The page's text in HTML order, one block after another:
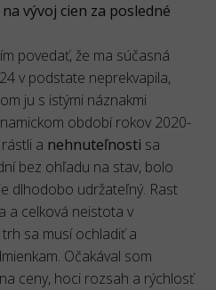
vývoj cien za posledné
povedať, že ma súčasná
v podstate neprekvapila,
ju s istými náznakmi
období rokov 2020-
a nehnuteľnosti sa
bez ohľadu na stav, bolo
dlhodobo udržateľný. Rast
a celková neistota v
sa musí ochladiť a
Očakával som
ceny, hoci rozsah a rýchlosť